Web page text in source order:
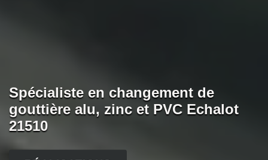
Spécialiste en changement de
gouttière alu, zinc et PVC Echalot
21510